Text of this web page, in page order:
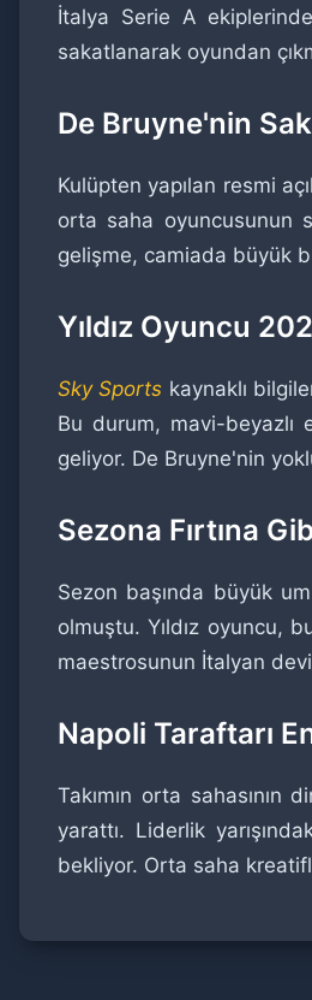
İtalya Serie A
sakatlanarak oyundan
De Bruyne'nin
Kulüpten yapılan resmi
orta saha oyuncusunun
gelişme, camiada büyük
Yıldız Oyuncu
Sky Sports kaynaklı
Bu durum, mavi-beyazlı
geliyor. De Bruyne'nin
Sezona Fırtına
Sezon başında büyük
olmuştu. Yıldız oyuncu,
maestrosunun İtalyan
Napoli Taraftarı
Takımın orta
yarattı. Liderlik
bekliyor. Orta saha